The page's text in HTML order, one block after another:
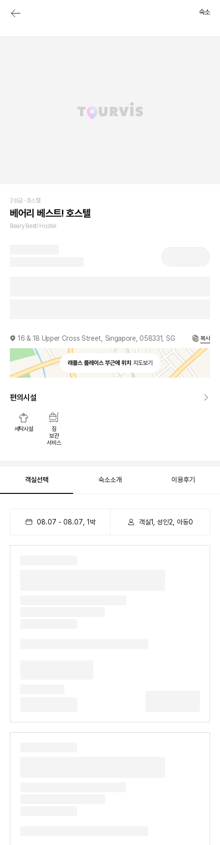
숙소
2성급 · 호스텔
베어리 베스트! 호스텔
Beary Best! Hostel
16 & 18 Upper Cross Street, Singapore, 058331, SG 복사
래플스 플레이스 부근에 위치 지도보기
편의시설
세탁시설
짐
보관
서비스
객실선택 숙소소개 이용후기
08.07 - 08.07 1 박 객실1, 성인2, 아동0